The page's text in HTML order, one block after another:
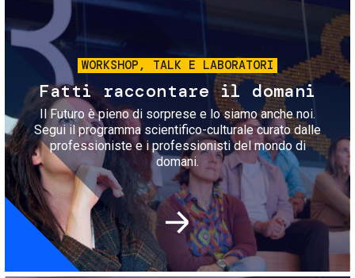
WORKSHOP, TALK E LABORATORI
Fatti raccontare il domani
Il Futuro è pieno di sorprese e lo siamo anche noi.
Segui il programma scientifico-culturale curato dalle
professioniste e i professionisti del mondo di
domani.